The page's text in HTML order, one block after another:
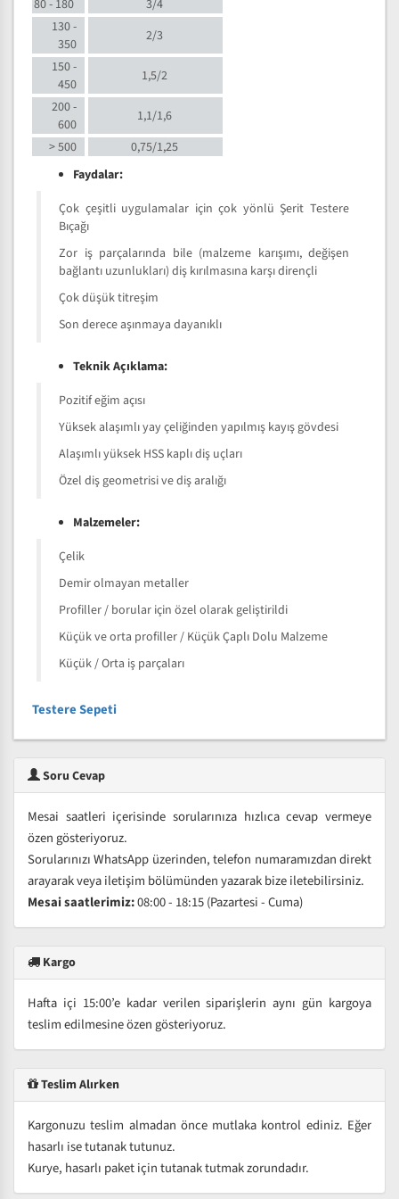
80 - 180
3/4
130 -
350
2/3
150 -
450
1,5/2
200 -
600
1,1/1,6
> 500
0,75/1,25
Faydalar:
Çok çeşitli uygulamalar için çok yönlü Şerit Testere
Bıçağı
Zor iş parçalarında bile (malzeme karışımı, değişen
bağlantı uzunlukları) diş kırılmasına karşı dirençli
Çok düşük titreşim
Son derece aşınmaya dayanıklı
Teknik Açıklama:
Pozitif eğim açısı
Yüksek alaşımlı yay çeliğinden yapılmış kayış gövdesi
Alaşımlı yüksek HSS kaplı diş uçları
Özel diş geometrisi ve diş aralığı
Malzemeler:
Çelik
Demir olmayan metaller
Profiller / borular için özel olarak geliştirildi
Küçük ve orta profiller / Küçük Çaplı Dolu Malzeme
Küçük / Orta iş parçaları
Testere Sepeti
Soru Cevap
Mesai saatleri içerisinde sorularınıza hızlıca cevap vermeye
özen gösteriyoruz.
Sorularınızı WhatsApp üzerinden, telefon numaramızdan direkt
arayarak veya iletişim bölümünden yazarak bize iletebilirsiniz.
Mesai saatlerimiz:08:00 - 18:15 (Pazartesi - Cuma)
Kargo
Hafta içi 15:00’e kadar verilen siparişlerin aynı gün kargoya
teslim edilmesine özen gösteriyoruz.
Teslim Alırken
Kargonuzu teslim almadan önce mutlaka kontrol ediniz. Eğer
hasarlı ise tutanak tutunuz.
Kurye, hasarlı paket için tutanak tutmak zorundadır.